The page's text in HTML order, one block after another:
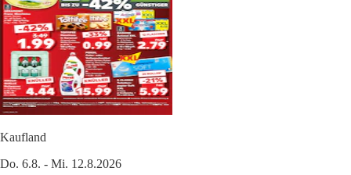
Kaufland
Do. 6.8. - Mi. 12.8.2026